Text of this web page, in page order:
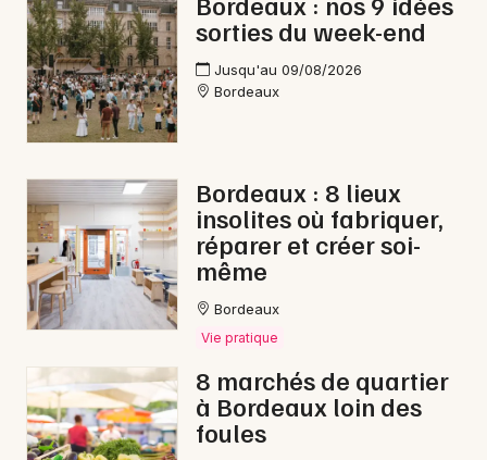
sorties du week-end
Jusqu'au 09/08/2026
Bordeaux
Bordeaux : 8 lieux
insolites où fabriquer,
réparer et créer soi-
même
Bordeaux
Vie pratique
8 marchés de quartier
à Bordeaux loin des
foules